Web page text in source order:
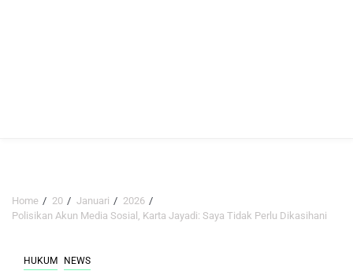
Home 20 Januari
2026
Polisikan Akun Media Sosial, Karta Jayadi: Saya Tidak Perlu Dikasihani
HUKUM NEWS